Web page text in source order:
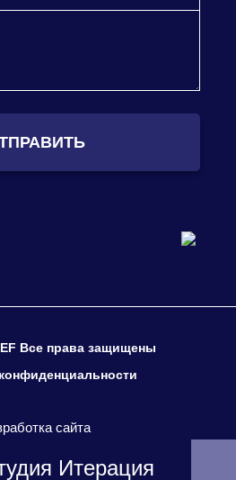
Все права защищены
сайта